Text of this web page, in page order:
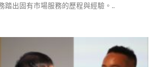
踏出固有市場服務的歷程與經驗。..